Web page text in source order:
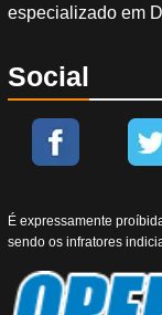
especializado em
Social
É expressamente
sendo os infratores